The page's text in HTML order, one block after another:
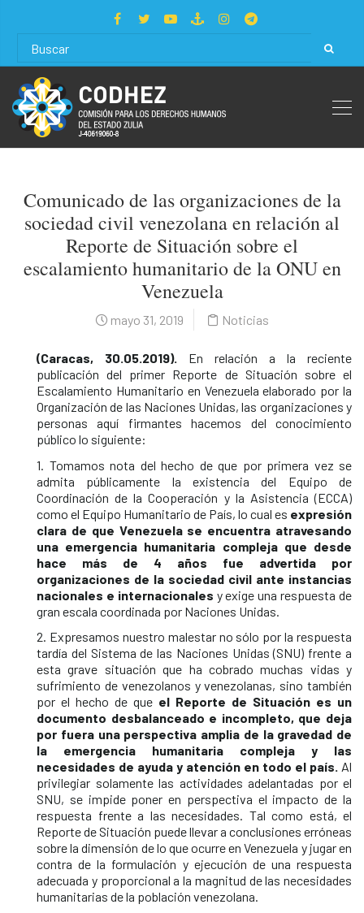
Comunicado de las organizaciones de la
sociedad civil venezolana en relación al
Reporte de Situación sobre el
escalamiento humanitario de la ONU en
Venezuela
mayo 31, 2019 Noticias
(Caracas, 30.05.2019). En relación a la reciente
publicación del primer Reporte de Situación sobre el
Escalamiento Humanitario en Venezuela elaborado por la
Organización de las Naciones Unidas, las organizaciones y
personas aquí firmantes hacemos del conocimiento
público lo siguiente:
1. Tomamos nota del hecho de que por primera vez se
admita públicamente la existencia del Equipo de
Coordinación de la Cooperación y la Asistencia (ECCA)
como el Equipo Humanitario de País, lo cual es expresión
clara de que Venezuela se encuentra atravesando
una emergencia humanitaria compleja que desde
hace más de 4 años fue advertida por
organizaciones de la sociedad civil ante instancias
nacionales e internacionales y exige una respuesta de
gran escala coordinada por Naciones Unidas.
2. Expresamos nuestro malestar no sólo por la respuesta
tardía del Sistema de las Naciones Unidas (SNU) frente a
esta grave situación que ha cobrado muchas vidas y
sufrimiento de venezolanos y venezolanas, sino también
por el hecho de que el Reporte de Situación es un
documento desbalanceado e incompleto, que deja
por fuera una perspectiva amplia de la gravedad de
la emergencia humanitaria compleja y las
necesidades de ayuda y atención en todo el país. Al
privilegiar solamente las actividades adelantadas por el
SNU, se impide poner en perspectiva el impacto de la
respuesta frente a las necesidades. Tal como está, el
Reporte de Situación puede llevar a conclusiones erróneas
sobre la dimensión de lo que ocurre en Venezuela y jugar en
contra de la formulación y ejecución de una respuesta
adecuada y proporcional a la magnitud de las necesidades
humanitarias de la población venezolana.